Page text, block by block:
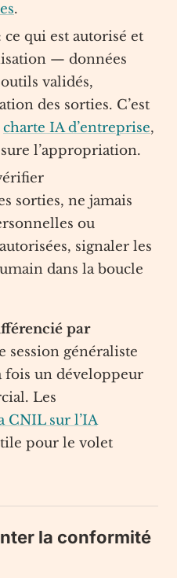
.
ce qui est autorisé et
— données
validés,
des sorties. C’est
charte IA d’entreprise,
l’appropriation.
sorties, ne jamais
ou
signaler les
dans la boucle
par
session généraliste
fois un développeur
Les
CNIL sur l’IA
pour le volet
la conformité